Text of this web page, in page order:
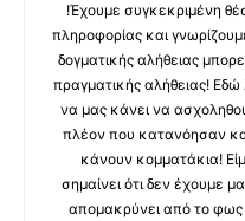
!Έχουμε συγκεκριμένη
πληροφορίας και
δογματικής αλήθειας
πραγματικής αλήθειας! Εδώ
να μας κάνει να
πλέον που κατανόησαν
κάνουν κομματάκια!
σημαίνει ότι δεν έχουμε
απομακρύνει από το φως